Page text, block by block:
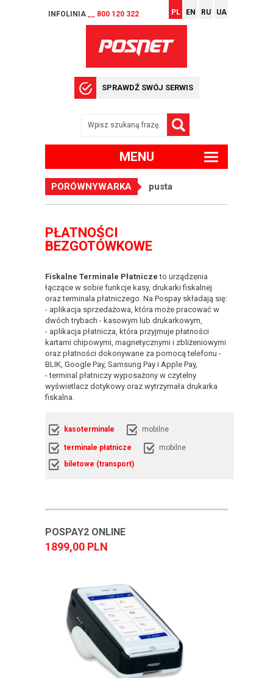
INFOLINIA __ 800 120 322 PL EN RU UA
SPRAWDŹ SWÓJ SERWIS
MENU
PORÓWNYWARKA pusta
PŁATNOŚCI
BEZGOTÓWKOWE
Fiskalne Terminale Płatnicze to urządzenia
łączące w sobie funkcje kasy, drukarki fiskalnej
oraz terminala płatniczego. Na Pospay składają się:
- aplikacja sprzedażowa, która może pracować w
dwóch trybach - kasowym lub drukarkowym,
- aplikacja płatnicza, która przyjmuje płatności
kartami chipowymi, magnetycznymi i zbliżeniowymi
oraz płatności dokonywane za pomocą telefonu -
BLIK, Google Pay, Samsung Pay i Apple Pay,
- terminal płatniczy wyposażony w czytelny
wyświetlacz dotykowy oraz wytrzymała drukarka
fiskalna.
kasoterminale mobilne
terminale płatnicze
mobilne
biletowe (transport)
POSPAY2 ONLINE
1899,00 PLN